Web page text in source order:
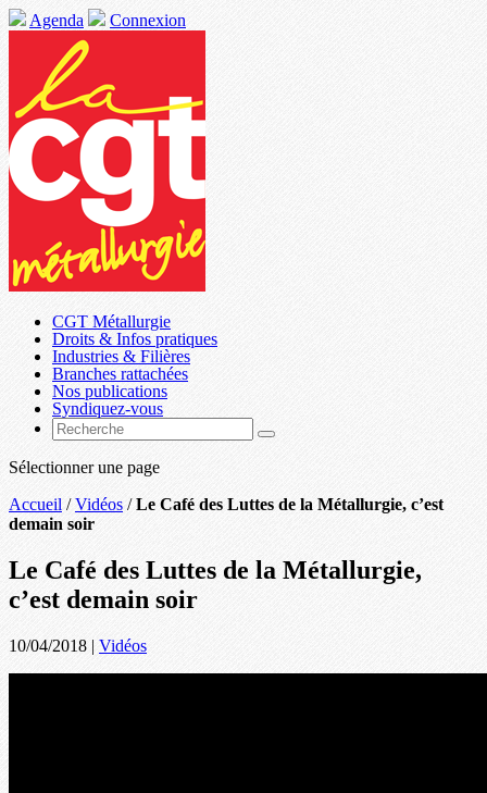
Agenda Connexion
CGT Métallurgie
Droits & Infos pratiques
Industries & Filières
Branches rattachées
Nos publications
Syndiquez-vous
Sélectionner une page
Accueil /Vidéos /Le Café des Luttes de la Métallurgie, c’est
demain soir
Le Café des Luttes de la Métallurgie,
c’est demain soir
10/04/2018 | Vidéos